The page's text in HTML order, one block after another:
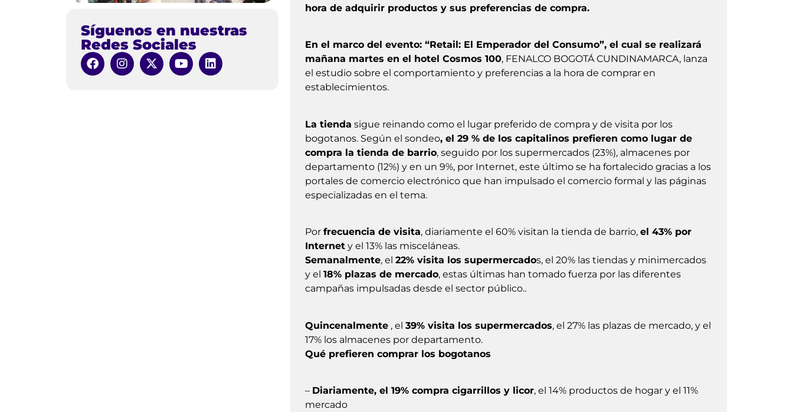
Síguenos en nuestras
Redes Sociales
hora de adquirir productos y sus preferencias de compra.
En el marco del evento: “Retail: El Emperador del Consumo”, el cual se realizará
mañana martes en el hotel Cosmos 100, FENALCO BOGOTÁ CUNDINAMARCA, lanza
el estudio sobre el comportamiento y preferencias a la hora de comprar en
establecimientos.
La tienda sigue reinando como el lugar preferido de compra y de visita por los
bogotanos. Según el sondeo, el 29 % de los capitalinos prefieren como lugar de
compra la tienda de barrio, seguido por los supermercados (23%), almacenes por
departamento (12%) y en un 9%, por Internet, este último se ha fortalecido gracias a los
portales de comercio electrónico que han impulsado el comercio formal y las páginas
especializadas en el tema.
Por frecuencia de visita, diariamente el 60% visitan la tienda de barrio, el 43% por
Internety el 13% las misceláneas.
Semanalmente, el 22% visita los supermercados, el 20% las tiendas y minimercados
y el 18% plazas de mercado, estas últimas han tomado fuerza por las diferentes
campañas impulsadas desde el sector público..
Quincenalmente, el 39% visita los supermercados, el 27% las plazas de mercado, y el
17% los almacenes por departamento.
Qué prefieren comprar los bogotanos
– Diariamente, el 19% compra cigarrillos y licor, el 14% productos de hogar y el 11%
mercado